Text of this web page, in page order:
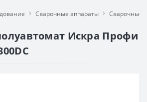
Сварочные аппараты Сварочные
Искра Профи